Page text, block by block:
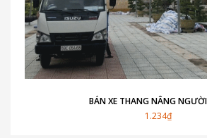
BÁN XE THANG NÂNG
1.234₫